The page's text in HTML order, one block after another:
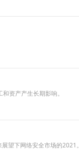
资产产生长期影响。
望下网络安全市场的2021。